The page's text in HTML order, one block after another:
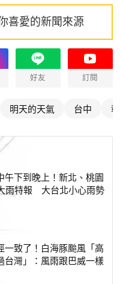
喜愛的新聞來源
好友 訂閱
明天的天氣 台中
午下到晚上！新北、桃園
雨特報 大台北小心雨勢
一致了！白海豚颱風「高
台灣」：風雨跟巴威一樣